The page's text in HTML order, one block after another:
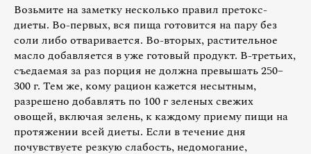
Возьмите на заметку несколько правил претокс-
диеты. Во-первых, вся пища готовится на пару без
соли либо отваривается. Во-вторых, растительное
масло добавляется в уже готовый продукт. В-третьих,
съедаемая за раз порция не должна превышать 250–
300 г. Тем же, кому рацион кажется несытным,
разрешено добавлять по 100 г зеленых свежих
овощей, включая зелень, к каждому приему пищи на
протяжении всей диеты. Если в течение дня
почувствуете резкую слабость, недомогание,